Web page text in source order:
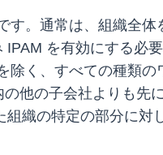
す。通常は、組織全体
を有効にする必
く、すべての種類の
他の子会社よりも先
織の特定の部分に対